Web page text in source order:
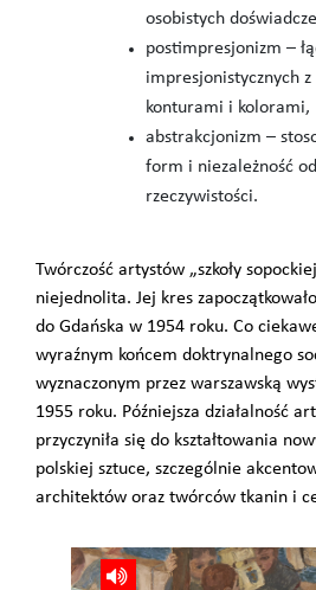
osobistych
postimpresjonizm –
impresjonistycznych
konturami i kolorami,
abstrakcjonizm –
form i niezależność
rzeczywistości.
Twórczość artystów „szkoły
niejednolita. Jej kres
do Gdańska w 1954 roku. Co
wyraźnym końcem doktrynalnego
wyznaczonym przez warszawską
1955 roku. Późniejsza działalność
przyczyniła się do kształtowania
polskiej sztuce, szczególnie
architektów oraz twórców tkanin i